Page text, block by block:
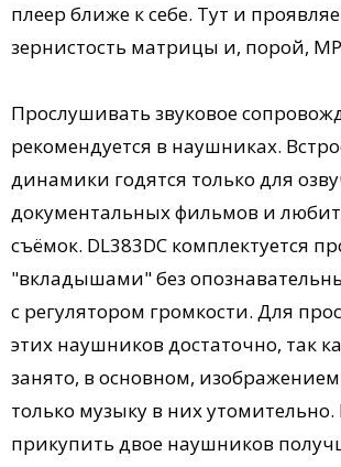
плеер ближе к себе. Тут и
зернистость матрицы и, порой,
Прослушивать звуковое
рекомендуется в наушниках.
динамики годятся только для
документальных фильмов и
съёмок. DL383DC комплектуется
"вкладышами" без
с регулятором громкости. Для
этих наушников достаточно, так
занято, в основном,
только музыку в них
прикупить двое наушников